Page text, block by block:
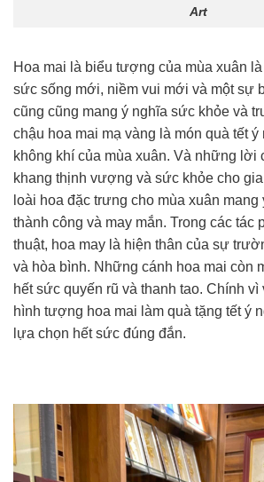
Art
Hoa mai là biểu tượng của mùa xuân
sức sống mới, niềm vui mới và một sự
cũng cũng mang ý nghĩa sức khỏe và
chậu hoa mai mạ vàng là món quà tết ý
không khí của mùa xuân. Và những lời
khang thịnh vượng và sức khỏe cho
loài hoa đặc trưng cho mùa xuân mang
thành công và may mắn. Trong các tác
thuật, hoa may là hiện thân của sự
và hòa bình. Những cánh hoa mai còn
hết sức quyến rũ và thanh tao. Chính vì
hình tượng hoa mai làm quà tặng tết ý
lựa chọn hết sức đúng đắn.